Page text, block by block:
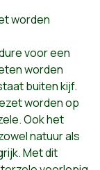
worden
voor een
worden
buiten kijf.
worden op
Ook het
natuur als
Met dit